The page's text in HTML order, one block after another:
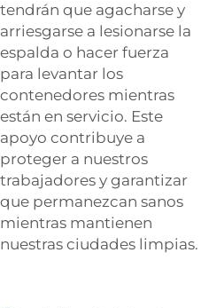
tendrán que agacharse y
arriesgarse a lesionarse la
espalda o hacer fuerza
para levantar los
contenedores mientras
están en servicio. Este
apoyo contribuye a
proteger a nuestros
trabajadores y garantizar
que permanezcan sanos
mientras mantienen
nuestras ciudades limpias.